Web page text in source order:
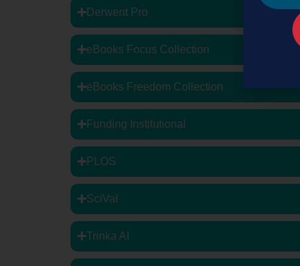
Derwent Pro
eBooks Focus Collection
eBooks Freedom Collection
Funding Institutional
PLOS
SciVal
Trinka AI